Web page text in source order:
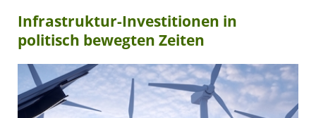
Infrastruktur-Investitionen in
politisch bewegten Zeiten